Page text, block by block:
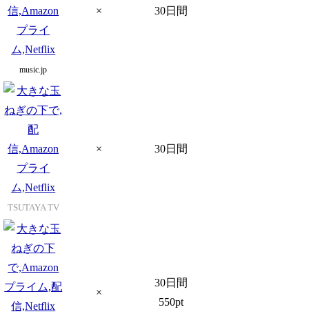
music.jp
× 30日間
TSUTAYA TV
× 30日間
×
30日間
550pt